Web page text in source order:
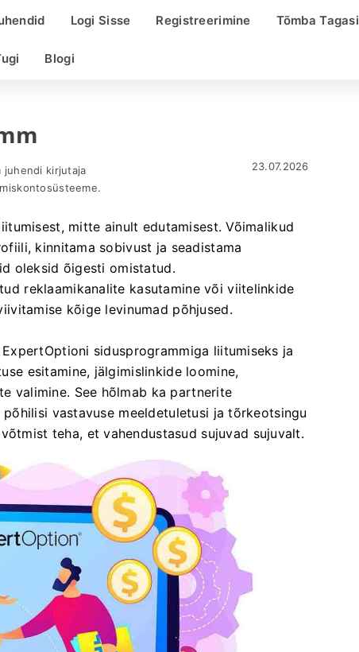
Logi Sisse Registreerimine Tõmba Tagasi
Blogi
juhendi kirjutaja
23.07.2026
mitte ainult edutamisest. Võimalikud
kinnitama sobivust ja seadistama
oleksid õigesti omistatud.
reklaamikanalite kasutamine või viitelinkide
kõige levinumad põhjused.
sidusprogrammiga liitumiseks ja
esitamine, jälgimislinkide loomine,
valimine. See hõlmab ka partnerite
vastavuse meeldetuletusi ja tõrkeotsingu
teha, et vahendustasud sujuvad sujuvalt.